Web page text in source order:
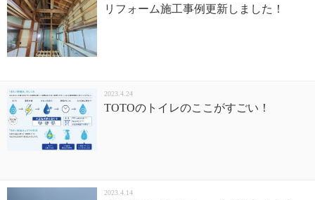
リフォーム施工事例更新しました！
TOTOのトイレのここがすごい！
2023.4.24
2023.4.14